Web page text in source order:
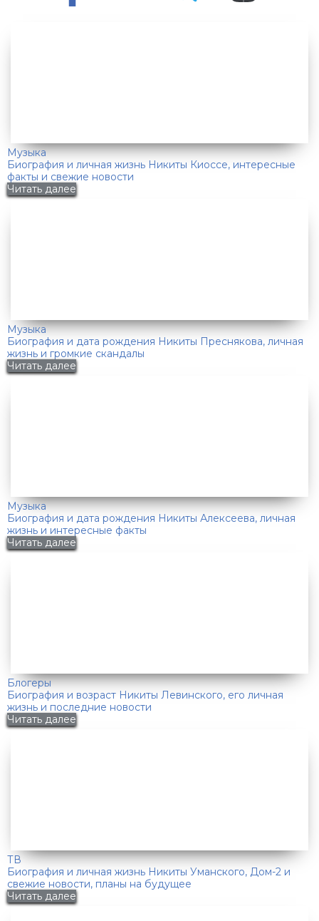
Музыка
Биография и личная жизнь Никиты Киоссе, интересные
факты и свежие новости
Читать далее
Музыка
Биография и дата рождения Никиты Преснякова, личная
жизнь и громкие скандалы
Читать далее
Музыка
Биография и дата рождения Никиты Алексеева, личная
жизнь и интересные факты
Читать далее
Блогеры
Биография и возраст Никиты Левинского, его личная
жизнь и последние новости
Читать далее
ТВ
Биография и личная жизнь Никиты Уманского, Дом-2 и
свежие новости, планы на будущее
Читать далее